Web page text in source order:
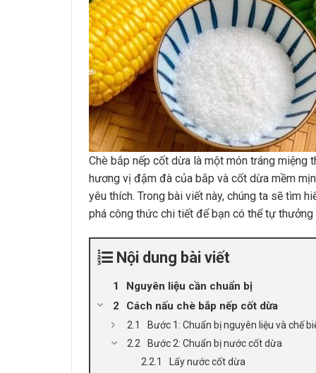
Chè bắp nếp cốt dừa là một món tráng miệng
hương vị đậm đà của bắp và cốt dừa mềm
yêu thích. Trong bài viết này, chúng ta sẽ tìm
phá công thức chi tiết để bạn có thể tự
Nội dung bài viết
Nguyên liệu cần chuẩn bị
Cách nấu chè bắp nếp cốt dừa
Bước 1: Chuẩn bị nguyên liệu và chế
Bước 2: Chuẩn bị nước cốt dừa
Lấy nước cốt dừa